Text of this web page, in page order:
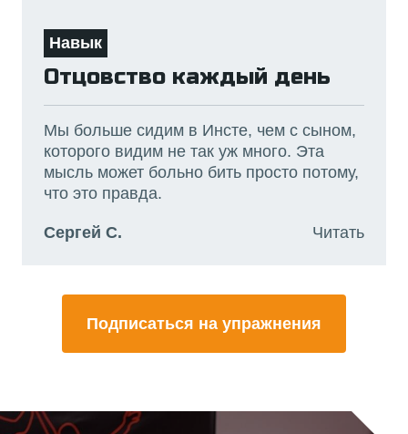
Навык
Отцовство каждый день
Мы больше сидим в Инсте, чем с сыном,
которого видим не так уж много. Эта
мысль может больно бить просто потому,
что это правда.
Сергей С. Читать
Подписаться на упражнения